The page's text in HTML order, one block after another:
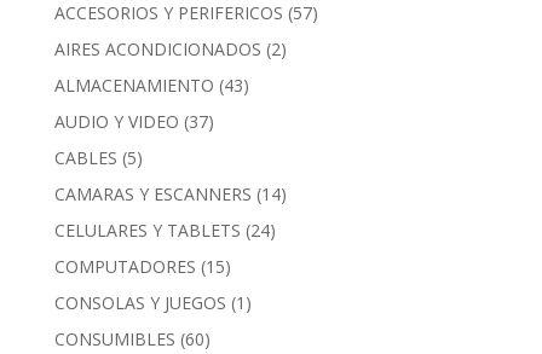
ACCESORIOS Y PERIFERICOS (57)
AIRES ACONDICIONADOS (2)
ALMACENAMIENTO (43)
AUDIO Y VIDEO (37)
CABLES (5)
CAMARAS Y ESCANNERS (14)
CELULARES Y TABLETS (24)
COMPUTADORES (15)
CONSOLAS Y JUEGOS (1)
CONSUMIBLES (60)